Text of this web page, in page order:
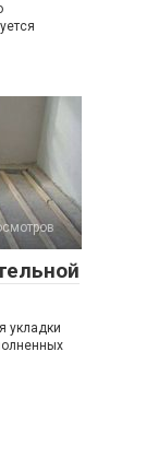
укладки